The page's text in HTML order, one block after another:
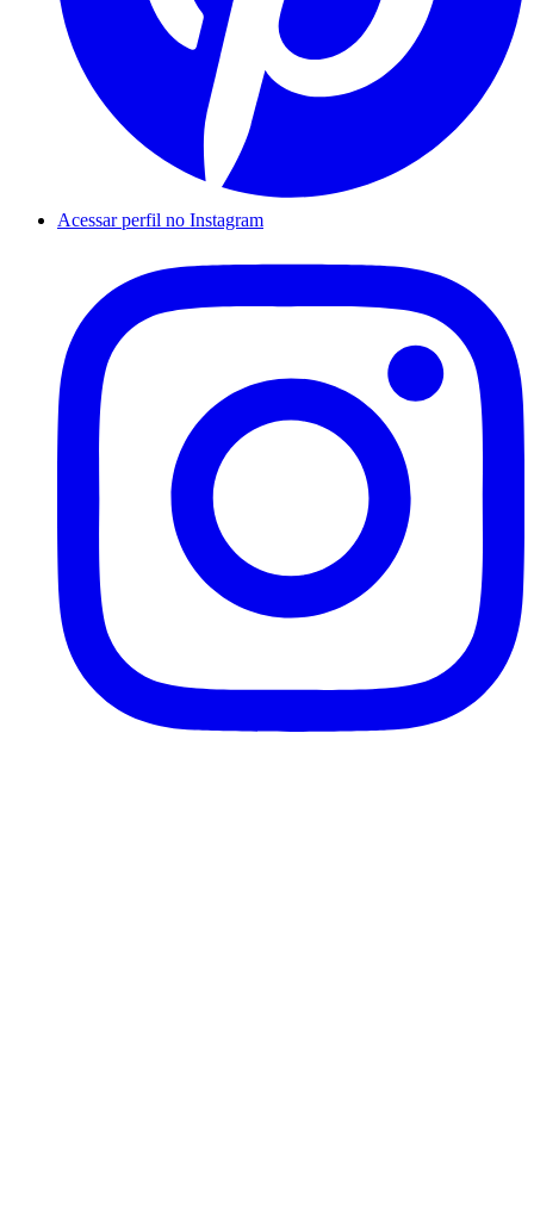
Acessar perfil no Instagram